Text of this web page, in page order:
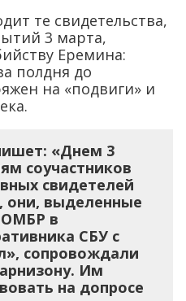
те свидетельства,
3 марта,
Еремина:
полдня до
на «подвиги» и
«Днем 3
соучастников
свидетелей
они, выделенные
ОМБР в
СБУ с
сопровождали
Им
на допросе